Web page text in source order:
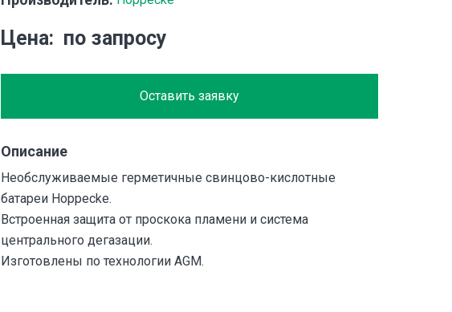
Цена по запросу
Оставить заявку
Описание
Необслуживаемые герметичные свинцово-кислотные
батареи Hoppecke.
Встроенная защита от проскока пламени и система
центрального дегазации.
Изготовлены по технологии AGM.